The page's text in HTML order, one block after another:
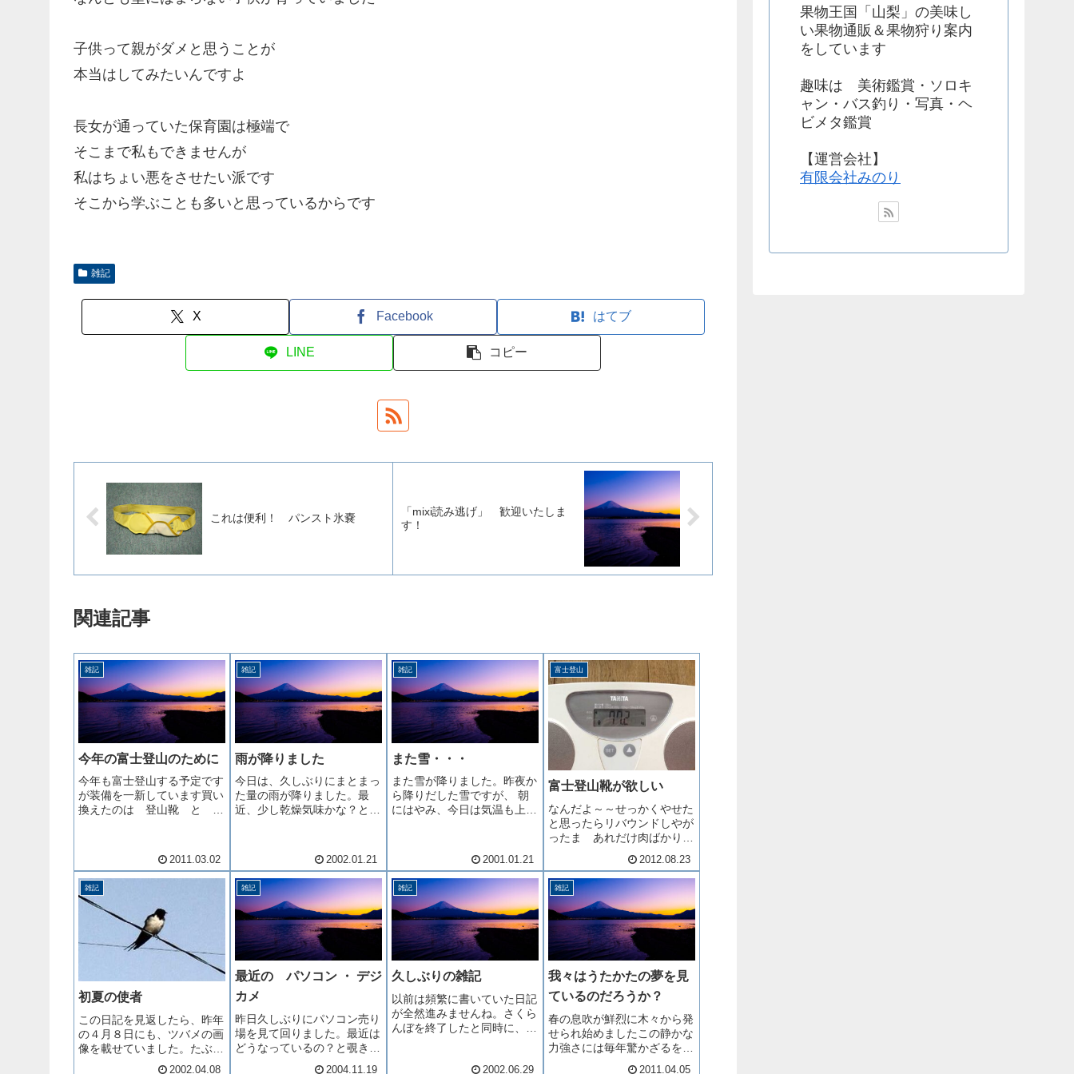
子供って親がダメと思うことが
本当はしてみたいんですよ
長女が通っていた保育園は極端で
そこまで私もできませんが
私はちょい悪をさせたい派です
そこから学ぶことも多いと思っているからです
雑記
X Facebook はてブ
LINE コピー
これは便利！ パンスト氷嚢
「mixi読み逃げ」 歓迎いたしま
す！
関連記事
雑記
今年の富士登山のために
今年も富士登山する予定です
が装備を一新しています買い
換えたのは 登山靴 と レ
一年に1回しか履けないのは
もったいないので普段でも履
けるのにしました半月ほど前
からジョギングも再開早朝は
寒いの...
2011.03.02
雑記
雨が降りました
今日は、久しぶりにまとまっ
た量の雨が降りました。最
近、少し乾燥気味かな？と思
は雪になるとのことだったの
で、あれれ？と思っていたの
ですが、良い方へはずれたの
で結果オーライです。ここ１
０日ほど...
2002.01.21
雑記
また雪・・・
また雪が降りました。昨夜か
ら降りだした雪ですが、 朝
にはやみ、今日は気温も上が
剪定作業が終了しました。今
年で２回目の剪定作業でした
が、昨年より作業スピードが
だいぶ上がったと思います。
昨年も...
2001.01.21
富士登山
富士登山靴が欲しい
なんだよ～～せっかくやせた
と思ったらリバウンドしやが
ったま あれだけ肉ばかり食
わけで富士登山に向けて今朝
からジョギング再開お腹周り
の贅肉をタプタプ感じながら
グランド7周しました (T_T)
さてその富士登山ですが今
年...
2012.08.23
雑記
初夏の使者
この日記を見返したら、昨年
の４月８日にも、ツバメの画
像を載せていました。たぶ
ん、昨年は今頃渡って来たの
2002.04.08
雑記
最近の パソコン ・ デジ
カメ
昨日久しぶりにパソコン売り
場を見て回りました。最近は
どうなっているの？と覗きに
2004.11.19
雑記
久しぶりの雑記
以前は頻繁に書いていた日記
が全然進みませんね。さくら
んぼを終了したと同時に、当
どうの不要な粒を落とす作業
2002.06.29
雑記
我々はうたかたの夢を見
ているのだろうか？
春の息吹が鮮烈に木々から発
せられ始めましたこの静かな
力強さには毎年驚かざるを得
2011.04.05
果物王国「山梨」の美味し
い果物通販＆果物狩り案内
をしています
趣味は 美術鑑賞・ソロキ
ャン・バス釣り・写真・ヘ
ビメタ鑑賞
【運営会社】
有限会社みのり